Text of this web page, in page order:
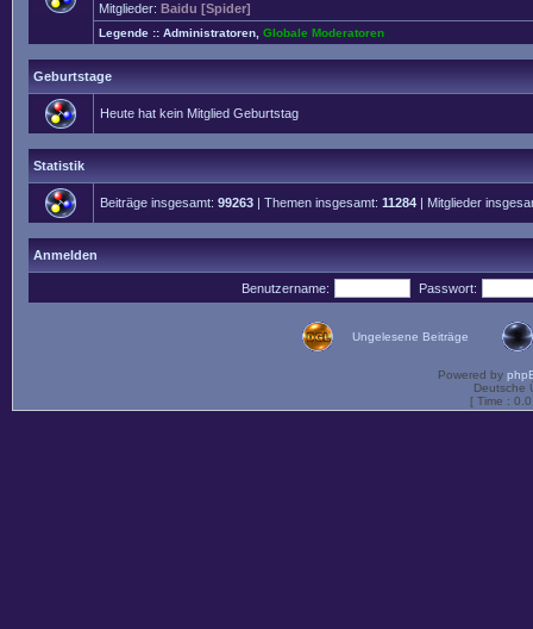
Mitglieder: Baidu [Spider]
Legende :: Administratoren Globale Moderatoren
Geburtstage
Heute hat kein Mitglied Geburtstag
Statistik
Beiträge insgesamt: 99263 | Themen insgesamt: 11284 | Mitglieder
Anmelden
Benutzername: Passwort:
Ungelesene Beiträge
Powered by
Deutsche
[ Time :